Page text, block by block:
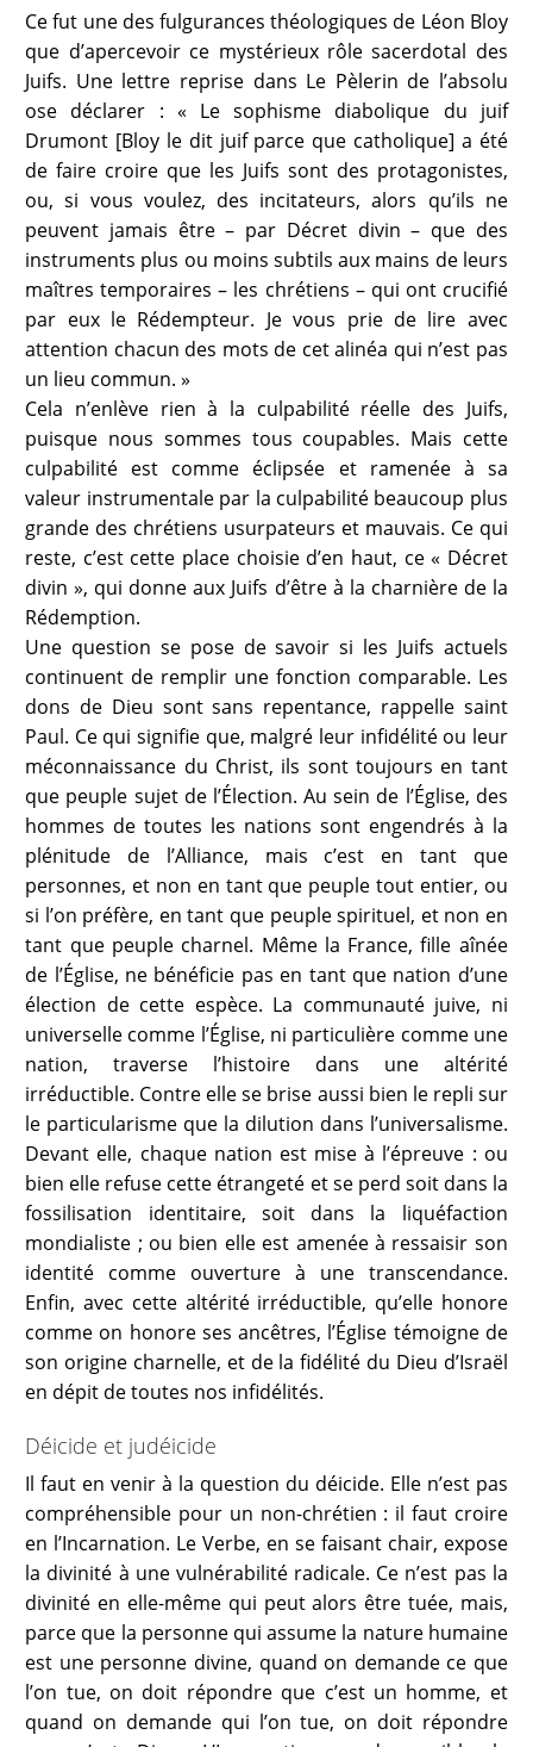
Ce fut une des fulgurances théologiques de Léon Bloy
que d’apercevoir ce mystérieux rôle sacerdotal des
Juifs. Une lettre reprise dans Le Pèlerin de l’absolu
ose déclarer : « Le sophisme diabolique du juif
Drumont [Bloy le dit juif parce que catholique] a été
de faire croire que les Juifs sont des protagonistes,
ou, si vous voulez, des incitateurs, alors qu’ils ne
peuvent jamais être – par Décret divin – que des
instruments plus ou moins subtils aux mains de leurs
maîtres temporaires – les chrétiens – qui ont crucifié
par eux le Rédempteur. Je vous prie de lire avec
attention chacun des mots de cet alinéa qui n’est pas
un lieu commun. »
Cela n’enlève rien à la culpabilité réelle des Juifs,
puisque nous sommes tous coupables. Mais cette
culpabilité est comme éclipsée et ramenée à sa
valeur instrumentale par la culpabilité beaucoup plus
grande des chrétiens usurpateurs et mauvais. Ce qui
reste, c’est cette place choisie d’en haut, ce « Décret
divin », qui donne aux Juifs d’être à la charnière de la
Rédemption.
Une question se pose de savoir si les Juifs actuels
continuent de remplir une fonction comparable. Les
dons de Dieu sont sans repentance, rappelle saint
Paul. Ce qui signifie que, malgré leur infidélité ou leur
méconnaissance du Christ, ils sont toujours en tant
que peuple sujet de l’Élection. Au sein de l’Église, des
hommes de toutes les nations sont engendrés à la
plénitude de l’Alliance, mais c’est en tant que
personnes, et non en tant que peuple tout entier, ou
si l’on préfère, en tant que peuple spirituel, et non en
tant que peuple charnel. Même la France, fille aînée
de l’Église, ne bénéficie pas en tant que nation d’une
élection de cette espèce. La communauté juive, ni
universelle comme l’Église, ni particulière comme une
nation, traverse l’histoire dans une altérité
irréductible. Contre elle se brise aussi bien le repli sur
le particularisme que la dilution dans l’universalisme.
Devant elle, chaque nation est mise à l’épreuve : ou
bien elle refuse cette étrangeté et se perd soit dans la
fossilisation identitaire, soit dans la liquéfaction
mondialiste ; ou bien elle est amenée à ressaisir son
identité comme ouverture à une transcendance.
Enfin, avec cette altérité irréductible, qu’elle honore
comme on honore ses ancêtres, l’Église témoigne de
son origine charnelle, et de la fidélité du Dieu d’Israël
en dépit de toutes nos infidélités.
Déicide et judéicide
Il faut en venir à la question du déicide. Elle n’est pas
compréhensible pour un non-chrétien : il faut croire
en l’Incarnation. Le Verbe, en se faisant chair, expose
la divinité à une vulnérabilité radicale. Ce n’est pas la
divinité en elle-même qui peut alors être tuée, mais,
parce que la personne qui assume la nature humaine
est une personne divine, quand on demande ce que
l’on tue, on doit répondre que c’est un homme, et
quand on demande qui l’on tue, on doit répondre